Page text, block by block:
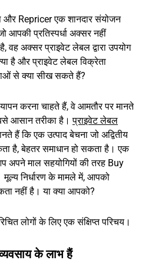
और Repricer एक शानदार संयोजन
आपकी प्रतिस्पर्धा अक्सर नहीं
वह अक्सर प्राइवेट लेबल द्वारा उपयोग
है और प्राइवेट लेबल विक्रेता
से क्या सीख सकते हैं?
करना चाहते हैं, वे आमतौर पर मानते
आसान तरीका है।प्राइवेट लेबल
हैं कि एक उत्पाद बेचना जो अद्वितीय
है, बेहतर समाधान हो सकता है। एक
अपने माल सहयोगियों की तरह Buy
मूल्य निर्धारण के मामले में, आपको
नहीं है। या क्या आपको?
लोगों के लिए एक संक्षिप्त परिचय।
के लाभ हैं